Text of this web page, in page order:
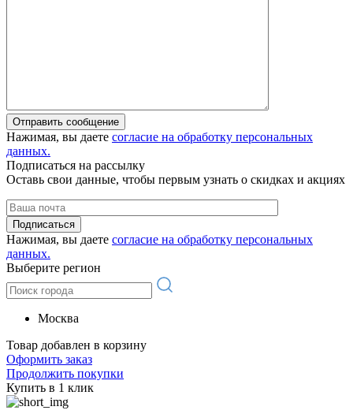
Отправить сообщение
Нажимая, вы даете согласие на обработку персональных
данных.
Подписаться на рассылку
Оставь свои данные, чтобы первым узнать о скидках и акциях
Подписаться
Нажимая, вы даете согласие на обработку персональных
данных.
Выберите регион
Москва
Товар добавлен в корзину
Оформить заказ
Продолжить покупки
Купить в 1 клик